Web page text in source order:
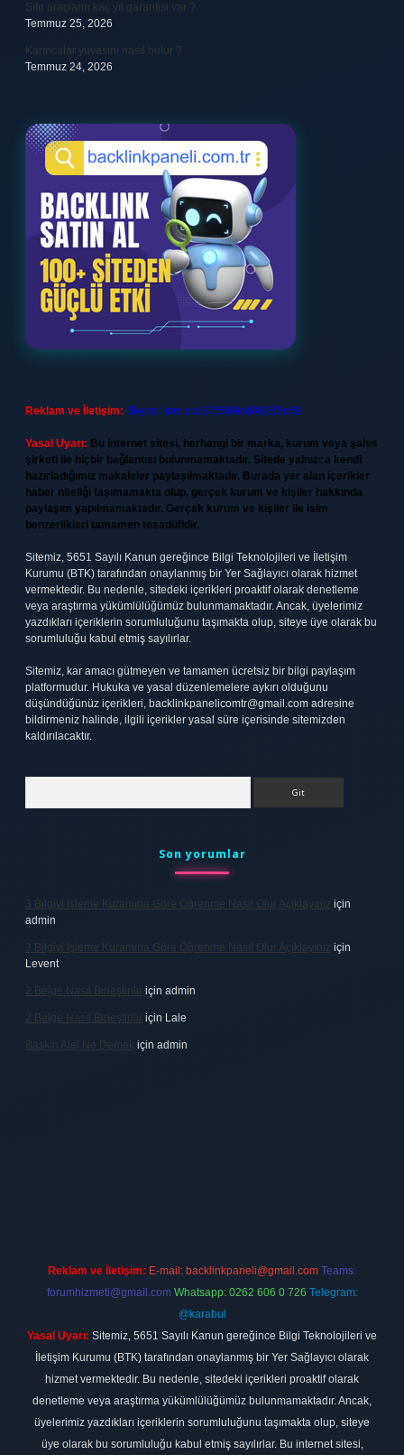
Sıfır araçların kaç yıl garantisi var ?
Temmuz 25, 2026
Karıncalar yuvasını nasıl bulur ?
Temmuz 24, 2026
Reklam ve İletişim: Skype: live:.cid.575569c608265c69
Yasal Uyarı: Bu internet sitesi, herhangi bir marka, kurum veya şahıs
şirketi ile hiçbir bağlantısı bulunmamaktadır. Sitede yalnızca kendi
hazırladığımız makaleler paylaşılmaktadır. Burada yer alan içerikler
haber niteliği taşımamakta olup, gerçek kurum ve kişiler hakkında
paylaşım yapılmamaktadır. Gerçek kurum ve kişiler ile isim
benzerlikleri tamamen tesadüfidir.
Sitemiz, 5651 Sayılı Kanun gereğince Bilgi Teknolojileri ve İletişim
Kurumu (BTK) tarafından onaylanmış bir Yer Sağlayıcı olarak hizmet
vermektedir. Bu nedenle, sitedeki içerikleri proaktif olarak denetleme
veya araştırma yükümlülüğümüz bulunmamaktadır. Ancak, üyelerimiz
yazdıkları içeriklerin sorumluluğunu taşımakta olup, siteye üye olarak bu
sorumluluğu kabul etmiş sayılırlar.
Sitemiz, kar amacı gütmeyen ve tamamen ücretsiz bir bilgi paylaşım
platformudur. Hukuka ve yasal düzenlemelere aykırı olduğunu
düşündüğünüz içerikleri, backlinkpanelicomtr@gmail.com adresine
bildirmeniz halinde, ilgili içerikler yasal süre içerisinde sitemizden
kaldırılacaktır.
Son yorumlar
3 Bilgiyi Işleme Kuramına Göre Öğrenme Nasıl Olur Açıklayınız için
admin
3 Bilgiyi Işleme Kuramına Göre Öğrenme Nasıl Olur Açıklayınız için
Levent
2 Belge Nasıl Birleştirilir için admin
2 Belge Nasıl Birleştirilir için Lale
Baskın Alel Ne Demek için admin
Reklam ve İletişim: E-mail: backlinkpaneli@gmail.com Teams:
forumhizmeti@gmail.com Whatsapp: 0262 606 0 726 Telegram:
@karabul
Yasal Uyarı: Sitemiz, 5651 Sayılı Kanun gereğince Bilgi Teknolojileri ve
İletişim Kurumu (BTK) tarafından onaylanmış bir Yer Sağlayıcı olarak
hizmet vermektedir. Bu nedenle, sitedeki içerikleri proaktif olarak
denetleme veya araştırma yükümlülüğümüz bulunmamaktadır. Ancak,
üyelerimiz yazdıkları içeriklerin sorumluluğunu taşımakta olup, siteye
üye olarak bu sorumluluğu kabul etmiş sayılırlar. Bu internet sitesi,